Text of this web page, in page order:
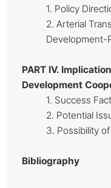
1. Policy
2. Arterial
Development-
PART IV.
Development
1. Success
2. Potential
3. Possibility
Bibliography